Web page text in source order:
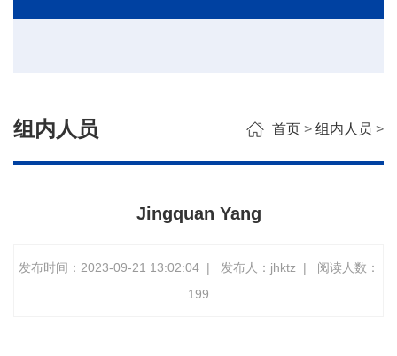
组内人员 首页 > 组内人员 >
Jingquan Yang
发布时间：2023-09-21 13:02:04| 发布人：jhktz | 阅读人数：
199